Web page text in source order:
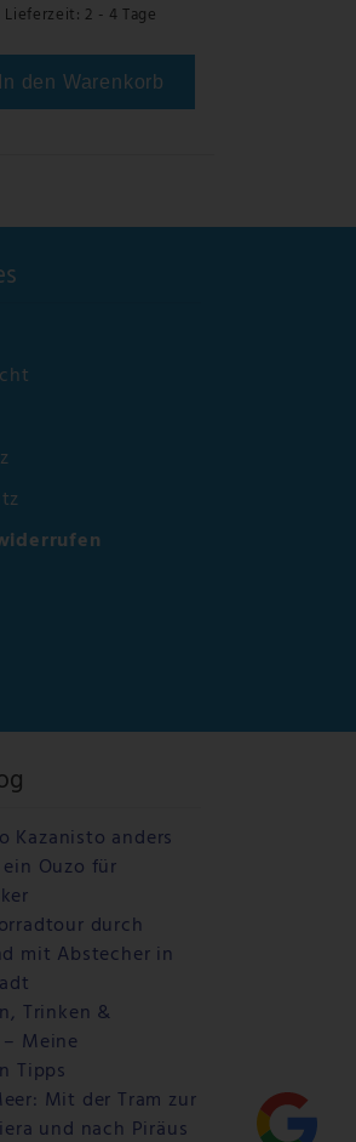
Lieferzeit: 2 - 4 Tage
In den Warenkorb
Kazanisto anders
Ouzo für
durch
mit Abstecher in
Trinken &
Meine
Tipps
Mit der Tram zur
und nach Piräus